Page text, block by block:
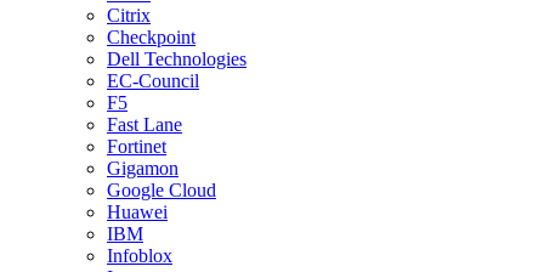
Citrix
Checkpoint
Dell Technologies
EC-Council
F5
Fast Lane
Fortinet
Gigamon
Google Cloud
Huawei
IBM
Infoblox